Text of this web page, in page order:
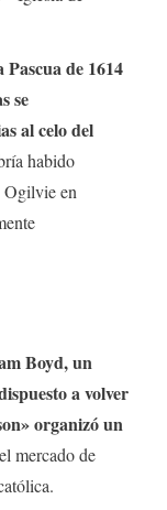
Pascua de 1614
se
al celo del
habido
Ogilvie en
Boyd, un
a volver
organizó un
mercado de